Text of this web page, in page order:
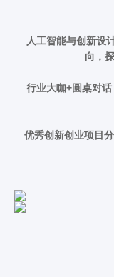
人工智能与创新设
向，
行业大咖+圆桌对
优秀创新创业项目